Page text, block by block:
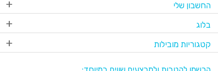
החשבון שלי
בלוג
קטגוריות מובילות